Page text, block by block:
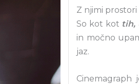
Z njimi prostori
So kot kot tih,
in močno
jaz.
Cinemagraph